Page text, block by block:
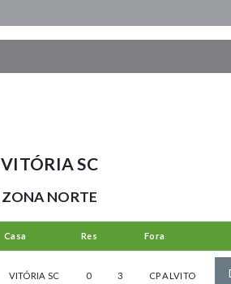
VITÓRIA SC
ZONA NORTE
Casa Res Fora
VITÓRIA SC 0 3 CP ALVITO